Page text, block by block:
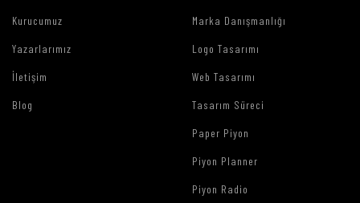
Kurucumuz
Yazarlarımız
İletişim
Blog
Marka Danışmanlığı
Logo Tasarımı
Web Tasarımı
Tasarım Süreci
Paper Piyon
Piyon Planner
Piyon Radio